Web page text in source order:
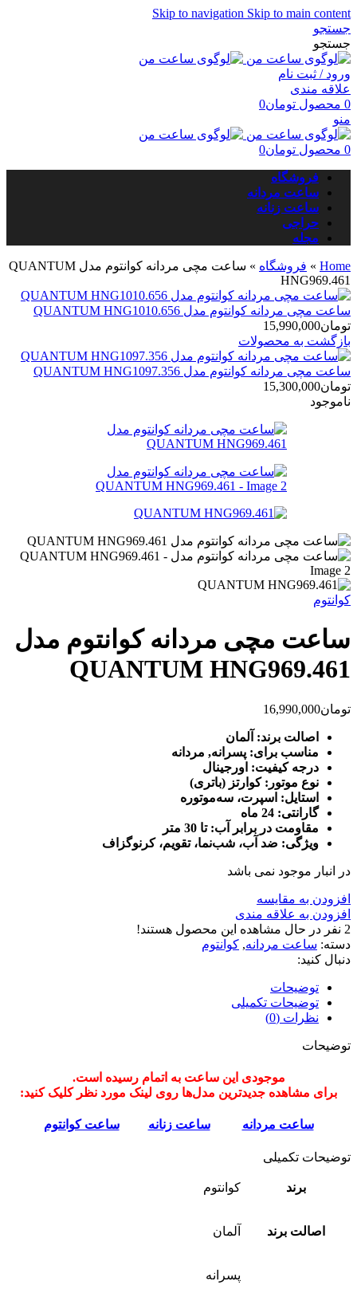
Skip to navigation Skip to main content
جستجو
جستجو
ورود / ثبت نام
علاقه مندی
0 محصول تومان0
منو
0 محصول تومان0
فروشگاه
ساعت مردانه
ساعت زنانه
حراجی
مجله
Home
» فروشگاه »
ساعت مچی مردانه کوانتوم مدل QUANTUM
HNG969.461
ساعت مچی مردانه کوانتوم مدل QUANTUM HNG1010.656
تومان15,990,000
بازگشت به محصولات
ساعت مچی مردانه کوانتوم مدل QUANTUM HNG1097.356
تومان15,300,000
ناموجود
کوانتوم
ساعت مچی مردانه کوانتوم مدل
QUANTUM HNG969.461
تومان16,990,000
اصالت برند: آلمان
مناسب برای: پسرانه, مردانه
درجه کیفیت: اورجینال
نوع موتور: کوارتز (باتری)
استایل: اسپرت، سه‌موتوره
گارانتی: 24 ماه
مقاومت در برابر آب: تا 30 متر
ویژگی: ضد آب، شب‌نما، تقویم، کرنوگزاف
در انبار موجود نمی باشد
افزودن به مقایسه
افزودن به علاقه مندی
2 نفر در حال مشاهده این محصول هستند!
دسته: ساعت مردانه, کوانتوم
دنبال کنید:
توضیحات
توضیحات تکمیلی
نظرات (0)
توضیحات
موجودی این ساعت به اتمام رسیده است.
برای مشاهده جدیدترین مدل‌ها روی لینک مورد نظر کلیک کنید:
ساعت مردانه ساعت زنانه ساعت کوانتوم
توضیحات تکمیلی
برند کوانتوم
اصالت برند آلمان
پسرانه